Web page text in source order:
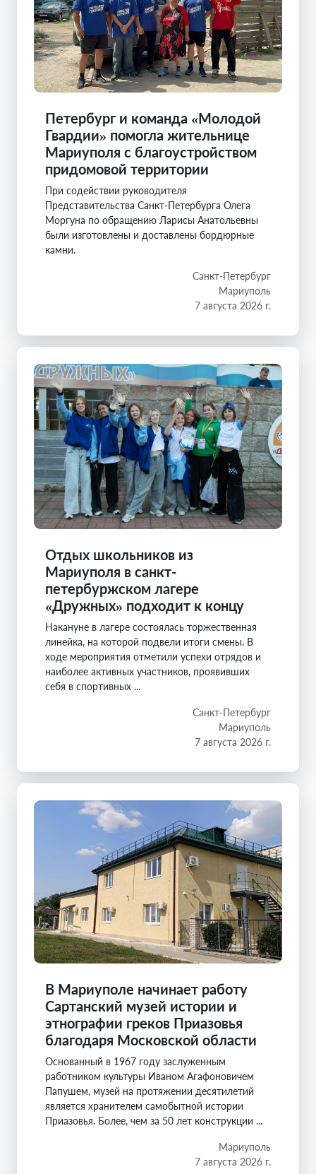
Петербург и команда «Молодой
Гвардии» помогла жительнице
Мариуполя с благоустройством
придомовой территории
При содействии руководителя
Представительства Санкт-Петербурга Олега
Моргуна по обращению Ларисы Анатольевны
были изготовлены и доставлены бордюрные
камни.
Санкт-Петербург
Мариуполь
7 августа 2026 г.
Отдых школьников из
Мариуполя в санкт-
петербуржском лагере
«Дружных» подходит к концу
Накануне в лагере состоялась торжественная
линейка, на которой подвели итоги смены. В
ходе мероприятия отметили успехи отрядов и
наиболее активных участников, проявивших
себя в спортивных ...
Санкт-Петербург
Мариуполь
7 августа 2026 г.
В Мариуполе начинает работу
Сартанский музей истории и
этнографии греков Приазовья
благодаря Московской области
Основанный в 1967 году заслуженным
работником культуры Иваном Агафоновичем
Папушем, музей на протяжении десятилетий
является хранителем самобытной истории
Приазовья. Более, чем за 50 лет конструкции ...
Мариуполь
7 августа 2026 г.